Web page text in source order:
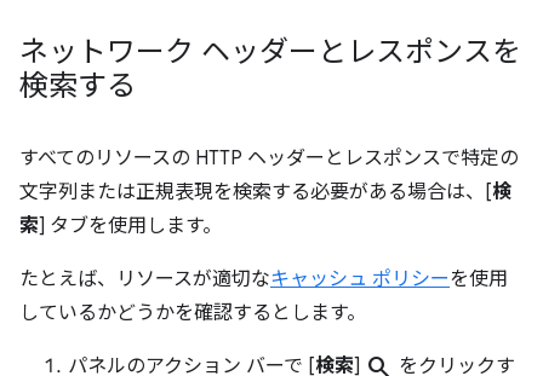
ネットワーク ヘッダーとレスポンスを
検索する
すべてのリソースの HTTP ヘッダーとレスポンスで特定の
文字列または正規表現を検索する必要がある場合は、[検
索] タブを使用します。
たとえば、リソースが適切なキャッシュ ポリシーを使用
しているかどうかを確認するとします。
パネルのアクション バーで [検索] search をクリックす